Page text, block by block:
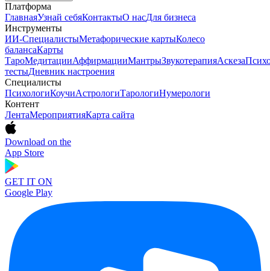
Платформа
ГлавнаяУзнай себяКонтактыО насДля бизнеса
Инструменты
ИИ-СпециалистыМетафорические картыКолесо
балансаКарты
ТароМедитацииАффирмацииМантрыЗвукотерапияАскеза
тестыДневник настроения
Специалисты
ПсихологиКоучиАстрологиТарологиНумерологи
Контент
ЛентаМероприятияКарта сайта
Download on the
App Store
GET IT ON
Google Play